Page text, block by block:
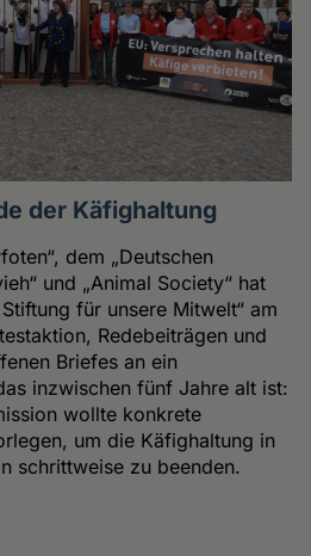
der Käfighaltung
dem „Deutschen
und „Animal Society“ hat
für unsere Mitwelt“ am
Redebeiträgen und
Briefes an ein
inzwischen fünf Jahre alt ist:
wollte konkrete
um die Käfighaltung in
schrittweise zu beenden.